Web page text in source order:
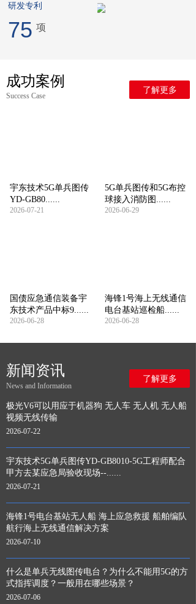
75
研发专利
项
了解更多
Success Case
成功案例
宇东技术5G单兵图传
YD-GB80......
2026-07-21
5G单兵图传和5G布控
球接入消防图......
2026-06-29
国债应急通信装备宇
东技术产品中标9......
2026-06-28
海锋1号海上无线通信
电台基站巡检船......
2026-06-28
News and Information
新闻资讯
极光V6可以用应于机器狗 无人车 无人机 无人船
视频无线传输
2026-07-22
宇东技术5G单兵图传YD-GB8010-5G工程师配合
甲方去某应急局验收现场--......
2026-07-21
海锋1号电台基站无人船 海上应急救援 船舶编队
航行海上无线通信解决方案
2026-07-10
什么是单兵无线图传电台？为什么不能用5G的方
式指挥调度？一般用在哪些场景？
2026-07-06
了解更多